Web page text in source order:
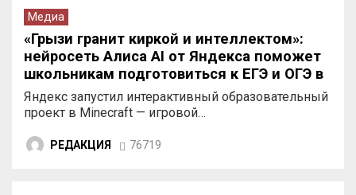
Медиа
«Грызи гранит киркой и интеллектом»:
нейросеть Алиса AI от Яндекса поможет
школьникам подготовиться к ЕГЭ и ОГЭ в
Minecraft
Яндекс запустил интерактивный образовательный
проект в Minecraft — игровой…
РЕДАКЦИЯ 76719